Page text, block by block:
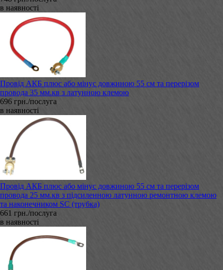
в наявності
Провід АКБ плюс або мінус довжиною 55 см та перерізом
провода 35 мм.кв з латунною клемою
696 грн./послуга
в наявності
Провід АКБ плюс або мінус довжиною 55 см та перерізом
провода 25 мм.кв з підсиленною латунною ремонтною клемою
та наконечником SC (трубка)
661 грн./послуга
в наявності